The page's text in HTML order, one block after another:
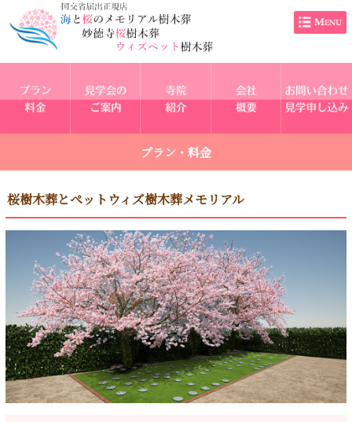
プラン・料金
桜樹木葬とペットウィズ樹木葬メモリアル